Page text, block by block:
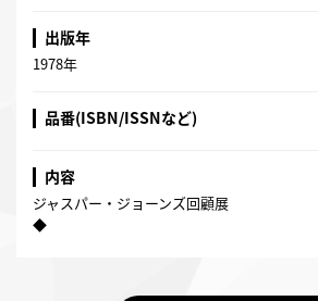
出版年
1978年
品番(ISBN/ISSNなど)
内容
ジャスパー・ジョーンズ回顧展
◆